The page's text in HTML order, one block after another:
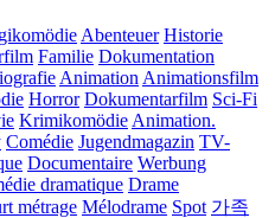
Abenteuer Historie
Familie Dokumentation
Animation Animationsfilm
Horror Dokumentarfilm Sci-Fi
Krimikomödie Animation.
Comédie Jugendmagazin TV-
Documentaire Werbung
dramatique Drame
métrage Mélodrame Spot 가족